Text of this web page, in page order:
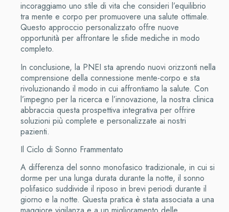
incoraggiamo uno stile di vita che consideri l’equilibrio
tra mente e corpo per promuovere una salute ottimale.
Questo approccio personalizzato offre nuove
opportunità per affrontare le sfide mediche in modo
completo.
In conclusione, la PNEI sta aprendo nuovi orizzonti nella
comprensione della connessione mente-corpo e sta
rivoluzionando il modo in cui affrontiamo la salute. Con
l’impegno per la ricerca e l’innovazione, la nostra clinica
abbraccia questa prospettiva integrativa per offrire
soluzioni più complete e personalizzate ai nostri
pazienti.
Il Ciclo di Sonno Frammentato
A differenza del sonno monofasico tradizionale, in cui si
dorme per una lunga durata durante la notte, il sonno
polifasico suddivide il riposo in brevi periodi durante il
giorno e la notte. Questa pratica è stata associata a una